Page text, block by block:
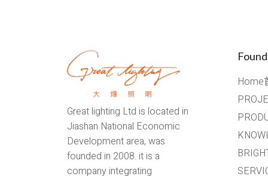
Great lighting Ltd is located in
Jiashan National Economic
Development area, was
founded in 2008. it is a
company integrating
Home